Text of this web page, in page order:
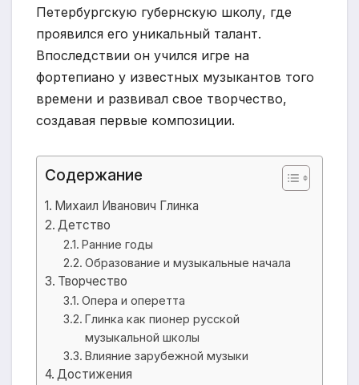
Петербургскую губернскую школу, где
проявился его уникальный талант.
Впоследствии он учился игре на
фортепиано у известных музыкантов того
времени и развивал свое творчество,
создавая первые композиции.
Содержание
Михаил Иванович Глинка
Детство
Ранние годы
Образование и музыкальные начала
Творчество
Опера и оперетта
Глинка как пионер русской
музыкальной школы
Влияние зарубежной музыки
Достижения